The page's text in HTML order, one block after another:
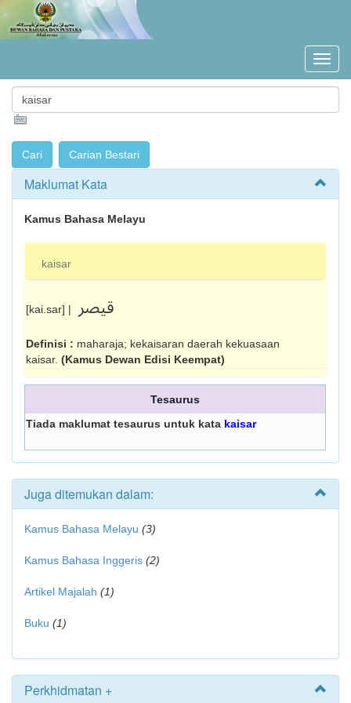
Maklumat Kata
Kamus Bahasa Melayu
kaisar
[kai.sar] | قيصر
Definisi : maharaja; kekaisaran daerah kekuasaan
kaisar. (Kamus Dewan Edisi Keempat)
Tesaurus
Tiada maklumat tesaurus untuk kata kaisar
Juga ditemukan dalam:
Kamus Bahasa Melayu (3)
Kamus Bahasa Inggeris (2)
Artikel Majalah (1)
Buku (1)
Perkhidmatan +